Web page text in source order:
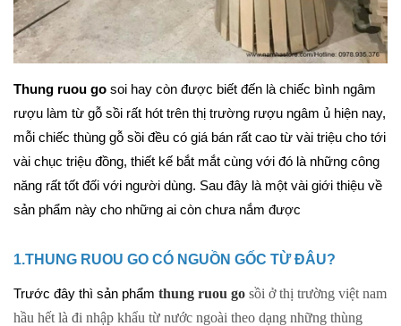
Thung ruou go soi hay còn được biết đến là chiếc bình ngâm
rượu làm từ gỗ sồi rất hót trên thị trường rượu ngâm ủ hiện nay,
mỗi chiếc thùng gỗ sồi đều có giá bán rất cao từ vài triệu cho tới
vài chục triệu đồng, thiết kế bắt mắt cùng với đó là những công
năng rất tốt đối với người dùng. Sau đây là một vài giới thiệu về
sản phẩm này cho những ai còn chưa nắm được
1.THUNG RUOU GO CÓ NGUỒN GỐC TỪ ĐÂU?
Trước đây thì sản phẩm thung ruou go sồi ở thị trường việt nam
hầu hết là đi nhập khẩu từ nước ngoài theo dạng những thùng